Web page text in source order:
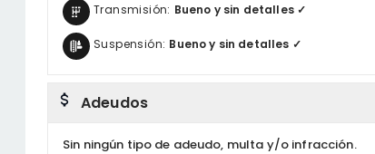
Transmisión: Bueno y sin detalles ✓
Suspensión: Bueno y sin detalles ✓
Adeudos
Sin ningún tipo de adeudo, multa y/o infracción.